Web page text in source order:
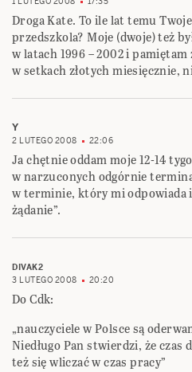
Droga Kate. To ile lat temu
przedszkola? Moje (dwoje) też
w latach 1996 – 2002 i pamiętam
w setkach złotych miesięcznie,
Y
2 LUTEGO 2008 22:06
Ja chętnie oddam moje 12-14
w narzuconych odgórnie
w terminie, który mi odpowiada
żądanie”.
DIVAK2
3 LUTEGO 2008
20:20
Do Cdk:
„nauczyciele w Polsce są
Niedługo Pan stwierdzi, że
też się wliczać w czas pracy”